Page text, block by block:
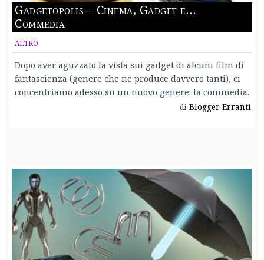
Gadgetopolis – Cinema, Gadget e…
Commedia
ALTRO
Dopo aver aguzzato la vista sui gadget di alcuni film di
fantascienza (genere che ne produce davvero tanti), ci
concentriamo adesso su un nuovo genere: la commedia.
di Blogger Erranti